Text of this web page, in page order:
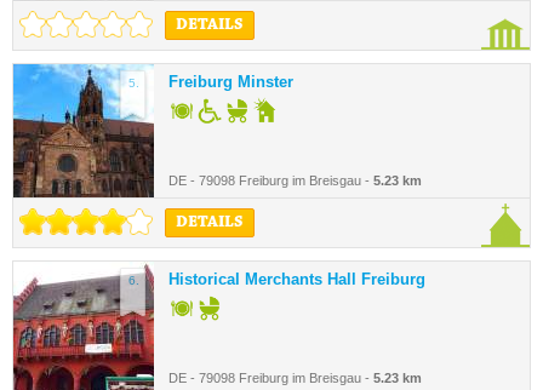
DETAILS
5. Freiburg Minster
DE - 79098 Freiburg im Breisgau - 5.23 km
DETAILS
6. Historical Merchants Hall Freiburg
DE - 79098 Freiburg im Breisgau - 5.23 km